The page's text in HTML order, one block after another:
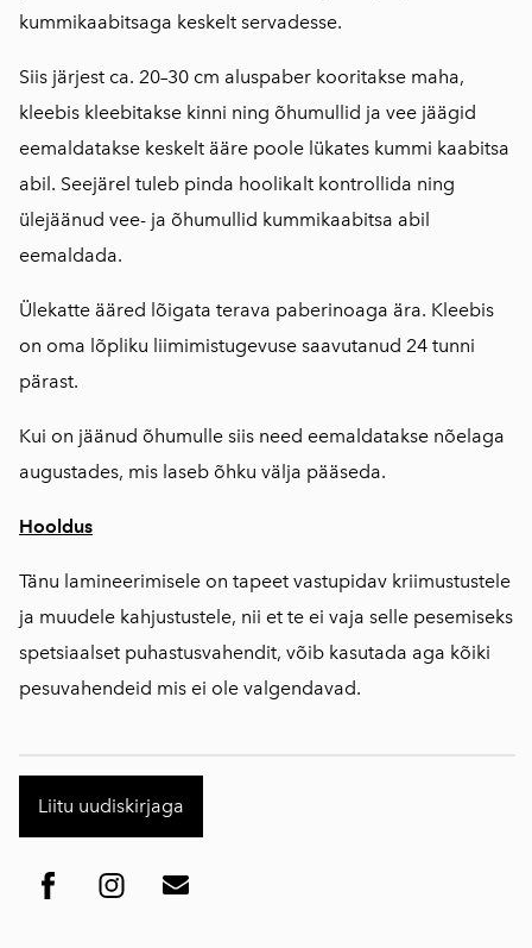
kummikaabitsaga keskelt servadesse.
Siis järjest ca. 20–30 cm aluspaber kooritakse maha,
kleebis kleebitakse kinni ning õhumullid ja vee jäägid
eemaldatakse keskelt ääre poole lükates kummi kaabitsa
abil. Seejärel tuleb pinda hoolikalt kontrollida ning
ülejäänud vee- ja õhumullid kummikaabitsa abil
eemaldada.
Ülekatte ääred lõigata terava paberinoaga ära. Kleebis
on oma lõpliku liimimistugevuse saavutanud 24 tunni
pärast.
Kui on jäänud õhumulle siis need eemaldatakse nõelaga
augustades, mis laseb õhku välja pääseda.
Hooldus
Tänu lamineerimisele on tapeet vastupidav kriimustustele
ja muudele kahjustustele, nii et te ei vaja selle pesemiseks
spetsiaalset puhastusvahendit, võib kasutada aga kõiki
pesuvahendeid mis ei ole valgendavad.
Liitu uudiskirjaga